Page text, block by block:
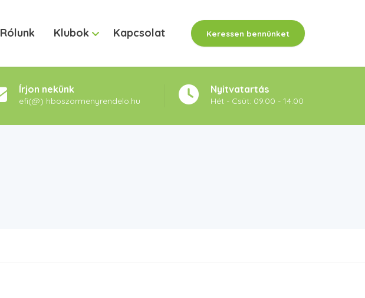
Rólunk Klubok Kapcsolat Keressen bennünket
Írjon nekünk
efi(@) hboszormenyrendelo.hu
Nyitvatartás
Hét - Csüt: 09.00 - 14.00